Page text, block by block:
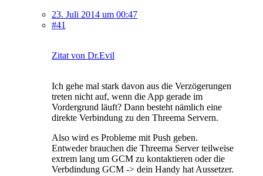
23. Juli 2014 um 00:47
#41
Zitat von Dr.Evil
Ich gehe mal stark davon aus die Verzögerungen
treten nicht auf, wenn die App gerade im
Vordergrund läuft? Dann besteht nämlich eine
direkte Verbindung zu den Threema Servern.
Also wird es Probleme mit Push geben.
Entweder brauchen die Threema Server teilweise
extrem lang um GCM zu kontaktieren oder die
Verbdindung GCM -> dein Handy hat Aussetzer.